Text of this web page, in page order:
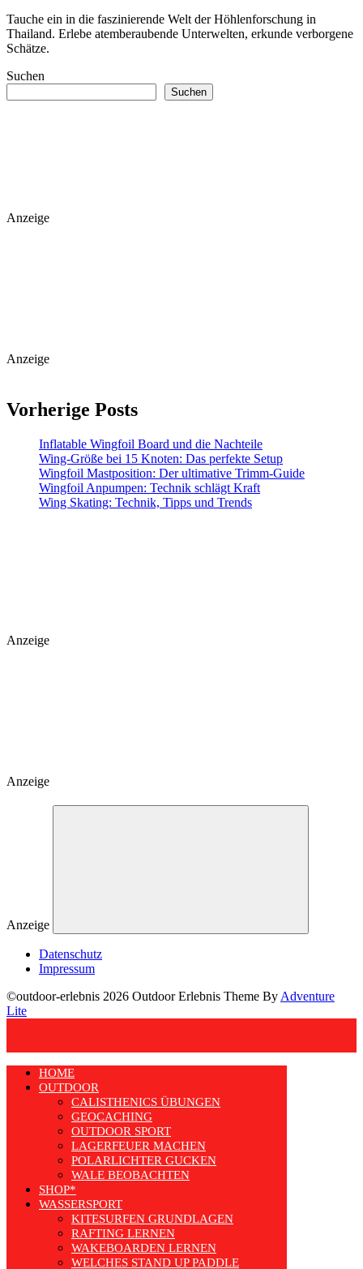
Tauche ein in die faszinierende Welt der Höhlenforschung in
Thailand. Erlebe atemberaubende Unterwelten, erkunde verborgene
Schätze.
Suchen
Suchen
Anzeige
Anzeige
Vorherige Posts
Inflatable Wingfoil Board und die Nachteile
Wing-Größe bei 15 Knoten: Das perfekte Setup
Wingfoil Mastposition: Der ultimative Trimm-Guide
Wingfoil Anpumpen: Technik schlägt Kraft
Wing Skating: Technik, Tipps und Trends
Anzeige
Anzeige
Anzeige
Datenschutz
Impressum
©outdoor-erlebnis 2026 Outdoor Erlebnis Theme By Adventure
Lite
HOME
OUTDOOR
CALISTHENICS ÜBUNGEN
GEOCACHING
OUTDOOR SPORT
LAGERFEUER MACHEN
POLARLICHTER GUCKEN
WALE BEOBACHTEN
SHOP*
WASSERSPORT
KITESURFEN GRUNDLAGEN
RAFTING LERNEN
WAKEBOARDEN LERNEN
WELCHES STAND UP PADDLE